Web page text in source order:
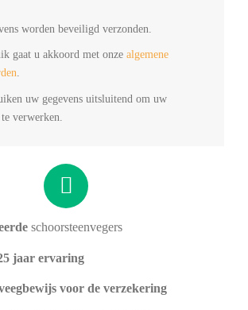
worden beveiligd verzonden.
gaat u akkoord met onze algemene
.
uw gegevens uitsluitend om uw
verwerken.
schoorsteenvegers
jaar ervaring
voor de verzekering